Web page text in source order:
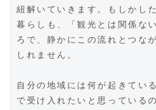
紐解いていきます。もしかし
暮らしも、「観光とは関係な
ろで、静かにこの流れとつな
しれません。
自分の地域には何が起きてい
で受け入れたいと思っている